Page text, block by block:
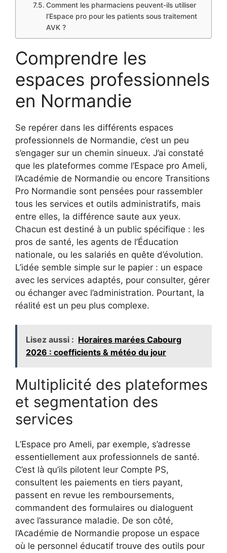
Comment les pharmaciens peuvent-ils utiliser
l’Espace pro pour les patients sous traitement
AVK ?
Comprendre les
espaces professionnels
en Normandie
Se repérer dans les différents espaces
professionnels de Normandie, c’est un peu
s’engager sur un chemin sinueux. J’ai constaté
que les plateformes comme l’Espace pro Ameli,
l’Académie de Normandie ou encore Transitions
Pro Normandie sont pensées pour rassembler
tous les services et outils administratifs, mais
entre elles, la différence saute aux yeux.
Chacun est destiné à un public spécifique : les
pros de santé, les agents de l’Éducation
nationale, ou les salariés en quête d’évolution.
L’idée semble simple sur le papier : un espace
avec les services adaptés, pour consulter, gérer
ou échanger avec l’administration. Pourtant, la
réalité est un peu plus complexe.
Lisez aussi : Horaires marées Cabourg
2026 : coefficients & météo du jour
Multiplicité des plateformes
et segmentation des
services
L’Espace pro Ameli, par exemple, s’adresse
essentiellement aux professionnels de santé.
C’est là qu’ils pilotent leur Compte PS,
consultent les paiements en tiers payant,
passent en revue les remboursements,
commandent des formulaires ou dialoguent
avec l’assurance maladie. De son côté,
l’Académie de Normandie propose un espace
où le personnel éducatif trouve des outils pour